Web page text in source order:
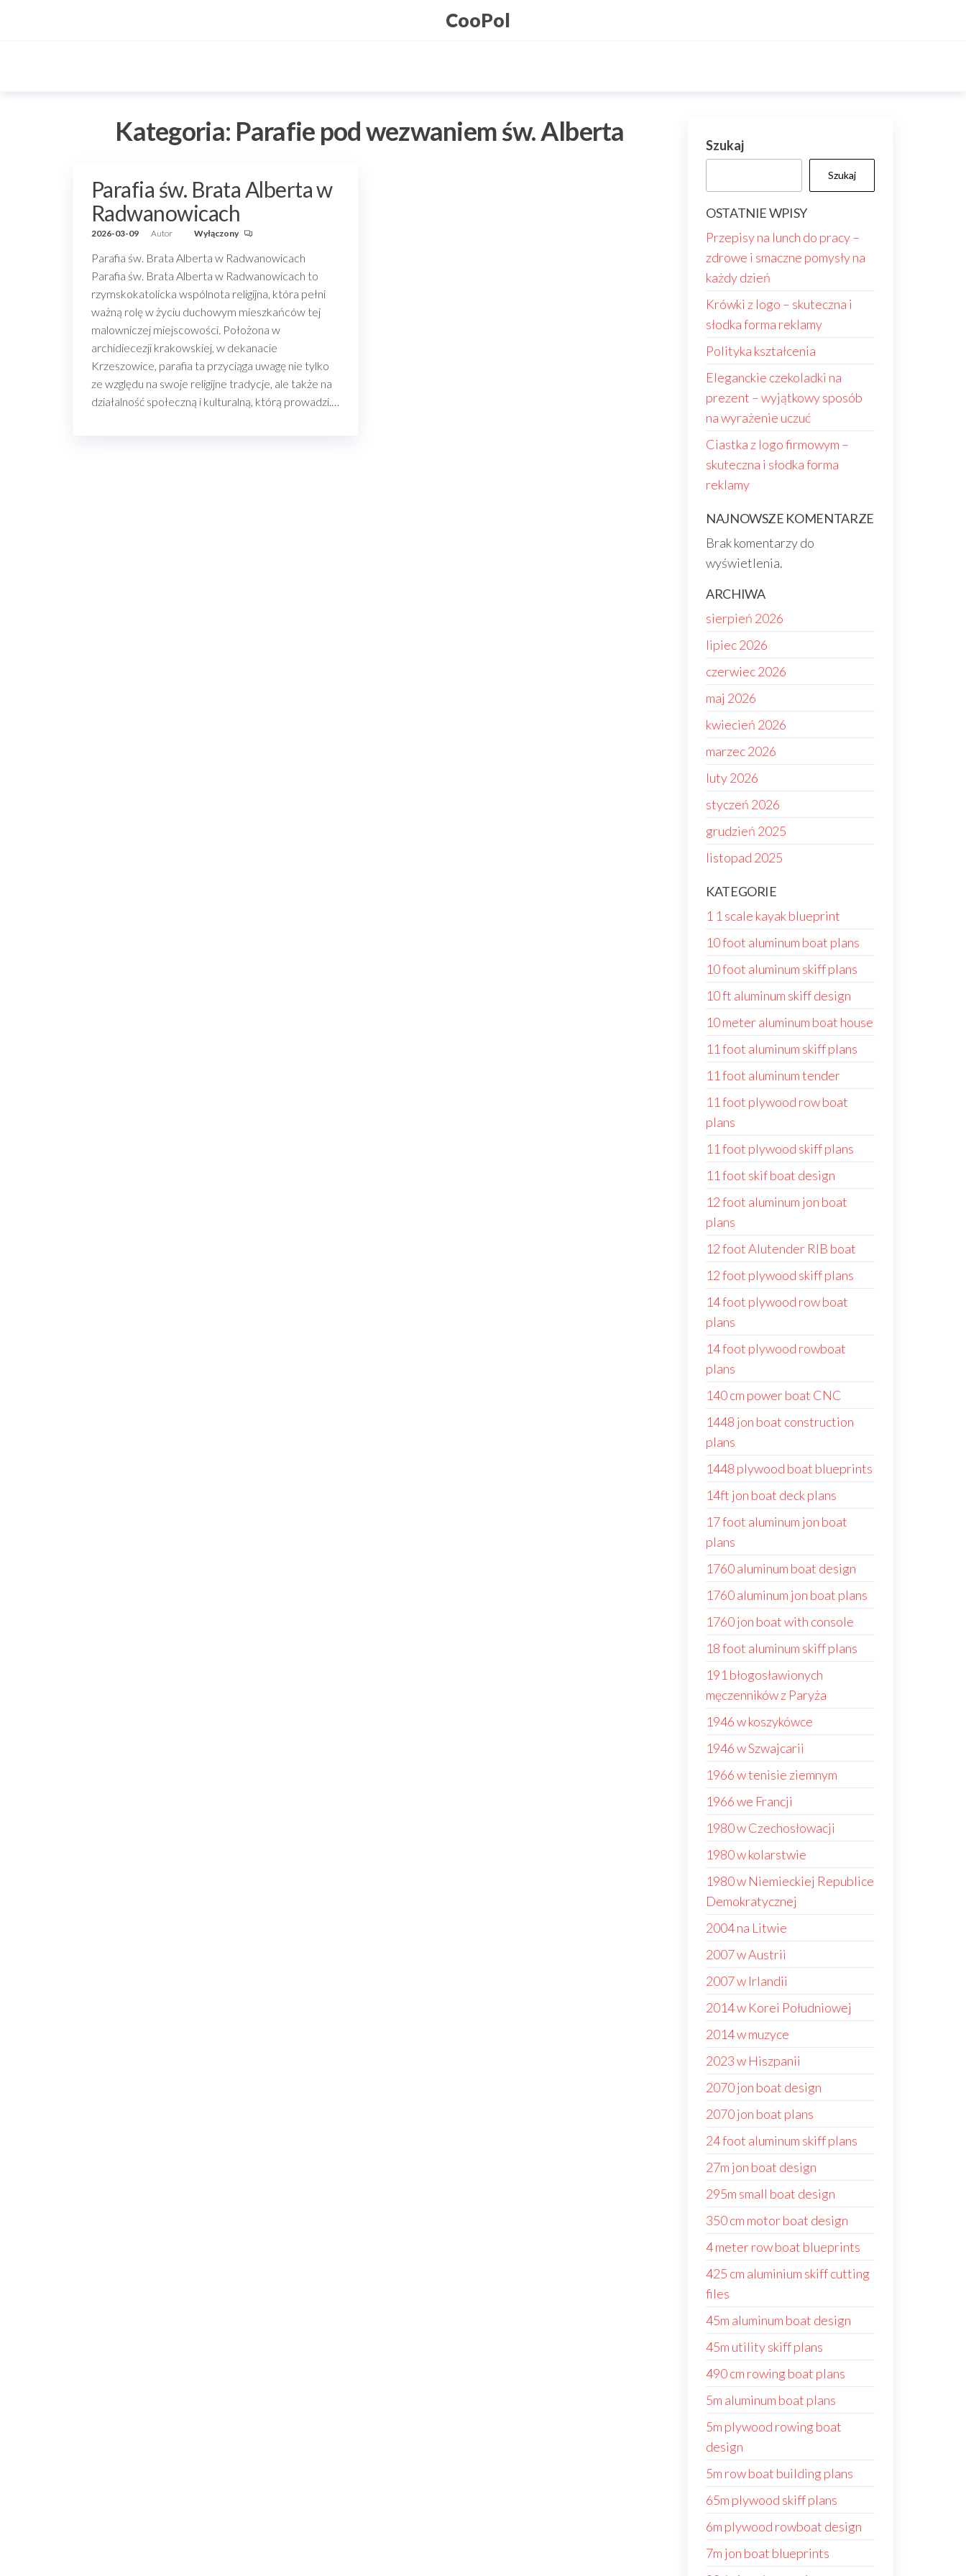
CooPol
Kategoria: Parafie pod wezwaniem św. Alberta
Parafia św. Brata Alberta w
Radwanowicach
2026-03-09 Autor Wyłączony
Parafia św. Brata Alberta w Radwanowicach
Parafia św. Brata Alberta w Radwanowicach to
rzymskokatolicka wspólnota religijna, która pełni
ważną rolę w życiu duchowym mieszkańców tej
malowniczej miejscowości. Położona w
archidiecezji krakowskiej, w dekanacie
Krzeszowice, parafia ta przyciąga uwagę nie tylko
ze względu na swoje religijne tradycje, ale także na
działalność społeczną i kulturalną, którą prowadzi.…
Szukaj
Szukaj
OSTATNIE WPISY
Przepisy na lunch do pracy –
zdrowe i smaczne pomysły na
każdy dzień
Krówki z logo – skuteczna i
słodka forma reklamy
Polityka kształcenia
Eleganckie czekoladki na
prezent – wyjątkowy sposób
na wyrażenie uczuć
Ciastka z logo firmowym –
skuteczna i słodka forma
reklamy
NAJNOWSZE KOMENTARZE
Brak komentarzy do
wyświetlenia.
ARCHIWA
sierpień 2026
lipiec 2026
czerwiec 2026
maj 2026
kwiecień 2026
marzec 2026
luty 2026
styczeń 2026
grudzień 2025
listopad 2025
KATEGORIE
1 1 scale kayak blueprint
10 foot aluminum boat plans
10 foot aluminum skiff plans
10 ft aluminum skiff design
10 meter aluminum boat house
11 foot aluminum skiff plans
11 foot aluminum tender
11 foot plywood row boat
plans
11 foot plywood skiff plans
11 foot skif boat design
12 foot aluminum jon boat
plans
12 foot Alutender RIB boat
12 foot plywood skiff plans
14 foot plywood row boat
plans
14 foot plywood rowboat
plans
140 cm power boat CNC
1448 jon boat construction
plans
1448 plywood boat blueprints
14ft jon boat deck plans
17 foot aluminum jon boat
plans
1760 aluminum boat design
1760 aluminum jon boat plans
1760 jon boat with console
18 foot aluminum skiff plans
191 błogosławionych
męczenników z Paryża
1946 w koszykówce
1946 w Szwajcarii
1966 w tenisie ziemnym
1966 we Francji
1980 w Czechosłowacji
1980 w kolarstwie
1980 w Niemieckiej Republice
Demokratycznej
2004 na Litwie
2007 w Austrii
2007 w Irlandii
2014 w Korei Południowej
2014 w muzyce
2023 w Hiszpanii
2070 jon boat design
2070 jon boat plans
24 foot aluminum skiff plans
27m jon boat design
295m small boat design
350 cm motor boat design
4 meter row boat blueprints
425 cm aluminium skiff cutting
files
45m aluminum boat design
45m utility skiff plans
490 cm rowing boat plans
5m aluminum boat plans
5m plywood rowing boat
design
5m row boat building plans
65m plywood skiff plans
6m plywood rowboat design
7m jon boat blueprints